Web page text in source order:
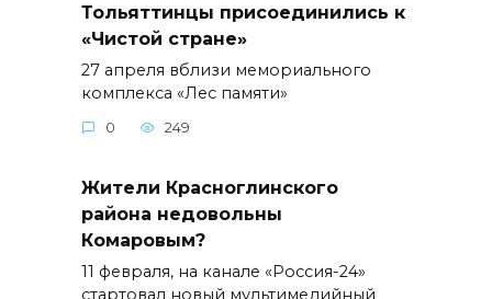
Тольяттинцы присоединились к
«Чистой стране»
27 апреля вблизи мемориального
комплекса «Лес памяти»
0 249
Жители Красноглинского
района недовольны
Комаровым?
11 февраля, на канале «Россия-24»
стартовал новый мультимедийный